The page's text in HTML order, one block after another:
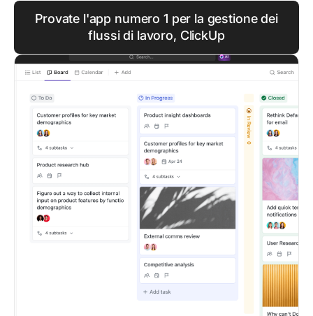
Provate l'app numero 1 per la gestione dei
flussi di lavoro, ClickUp